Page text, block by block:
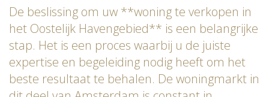
De beslissing om uw **woning te verkopen in
het Oostelijk Havengebied** is een belangrijke
stap. Het is een proces waarbij u de juiste
expertise en begeleiding nodig heeft om het
beste resultaat te behalen. De woningmarkt in